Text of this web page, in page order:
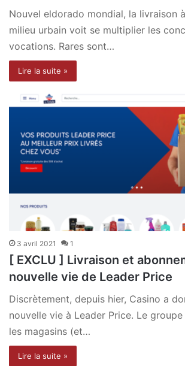
Nouvel eldorado mondial, la livraison
milieu urbain voit se multiplier les
vocations. Rares sont…
Lire la suite »
3 avril 2021 1
[ EXCLU ] Livraison et
nouvelle vie de Leader Price
Discrètement, depuis hier, Casino a
nouvelle vie à Leader Price. Le
les magasins (et…
Lire la suite »